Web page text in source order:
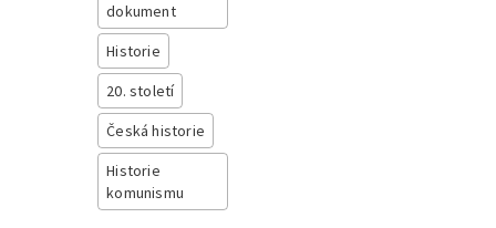
dokument
Historie
20. století
Česká historie
Historie
komunismu